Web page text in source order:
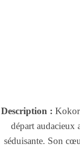
Description :
départ audacieux
séduisante. Son